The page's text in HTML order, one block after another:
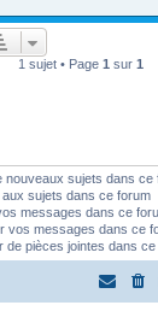
1 sujet • Page 1 sur 1
nouveaux sujets dans ce
sujets dans ce forum
messages dans ce
vos messages dans ce
de pièces jointes dans ce